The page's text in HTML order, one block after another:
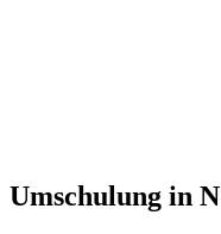
Umschulung in